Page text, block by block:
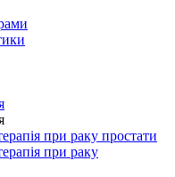
при раку простати
при раку